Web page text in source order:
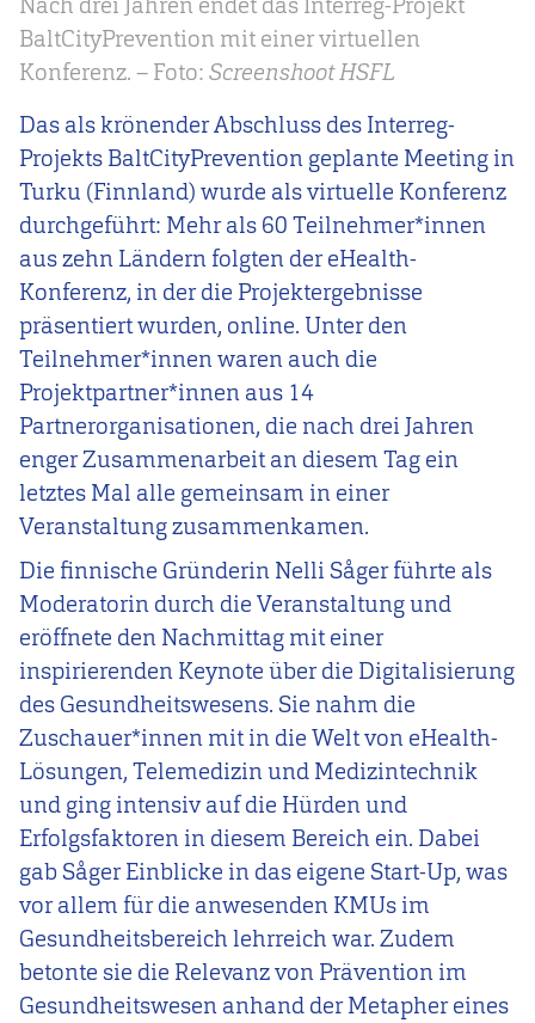
BaltCityPrevention mit einer virtuellen
Konferenz. – Foto: Screenshoot HSFL
Das als krönender Abschluss des Interreg-
Projekts BaltCityPrevention geplante Meeting in
Turku (Finnland) wurde als virtuelle Konferenz
durchgeführt: Mehr als 60 Teilnehmer*innen
aus zehn Ländern folgten der eHealth-
Konferenz, in der die Projektergebnisse
präsentiert wurden, online. Unter den
Teilnehmer*innen waren auch die
Projektpartner*innen aus 14
Partnerorganisationen, die nach drei Jahren
enger Zusammenarbeit an diesem Tag ein
letztes Mal alle gemeinsam in einer
Veranstaltung zusammenkamen.
Die finnische Gründerin Nelli Såger führte als
Moderatorin durch die Veranstaltung und
eröffnete den Nachmittag mit einer
inspirierenden Keynote über die Digitalisierung
des Gesundheitswesens. Sie nahm die
Zuschauer*innen mit in die Welt von eHealth-
Lösungen, Telemedizin und Medizintechnik
und ging intensiv auf die Hürden und
Erfolgsfaktoren in diesem Bereich ein. Dabei
gab Såger Einblicke in das eigene Start-Up, was
vor allem für die anwesenden KMUs im
Gesundheitsbereich lehrreich war. Zudem
betonte sie die Relevanz von Prävention im
Gesundheitswesen anhand der Metapher eines